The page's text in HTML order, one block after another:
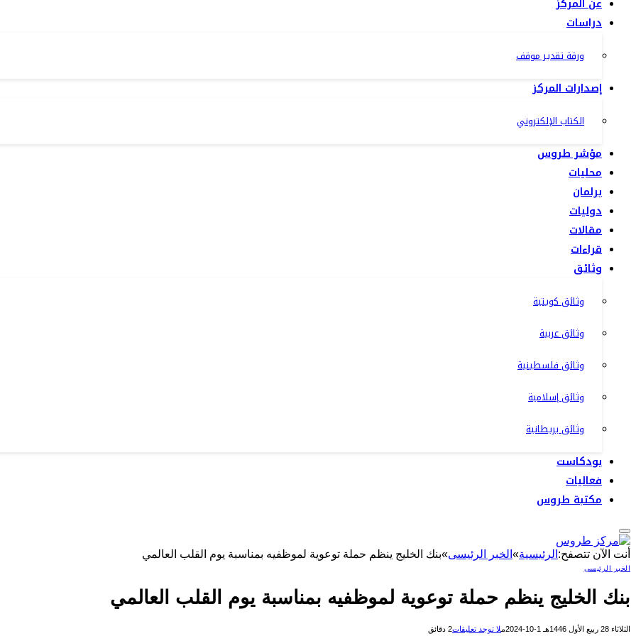
عن المركز
دراسات
ورقة تقدير موقف
إصدارات المركز
الكتاب الإلكتروني
مؤشر طروس
محليات
برلمان
دوليات
مقالات
قراءات
وثائق
وثائق كويتية
وثائق عربية
وثائق فلسطينية
وثائق إسلامية
وثائق بريطانية
بودكاست
فعاليات
مكتبة طروس
أنت الآن تتصفح: الرئيسية» الخبر الرئيسى»بنك الخليج ينظم حملة توعوية لموظفيه بمناسبة يوم القلب العالمي
الخبر الرئيسى
بنك الخليج ينظم حملة توعوية لموظفيه بمناسبة يوم القلب العالمي
الثلاثاء 28 ربيع الأول 1446هـ 1-10-2024م لا توجد تعليقات2 دقائق